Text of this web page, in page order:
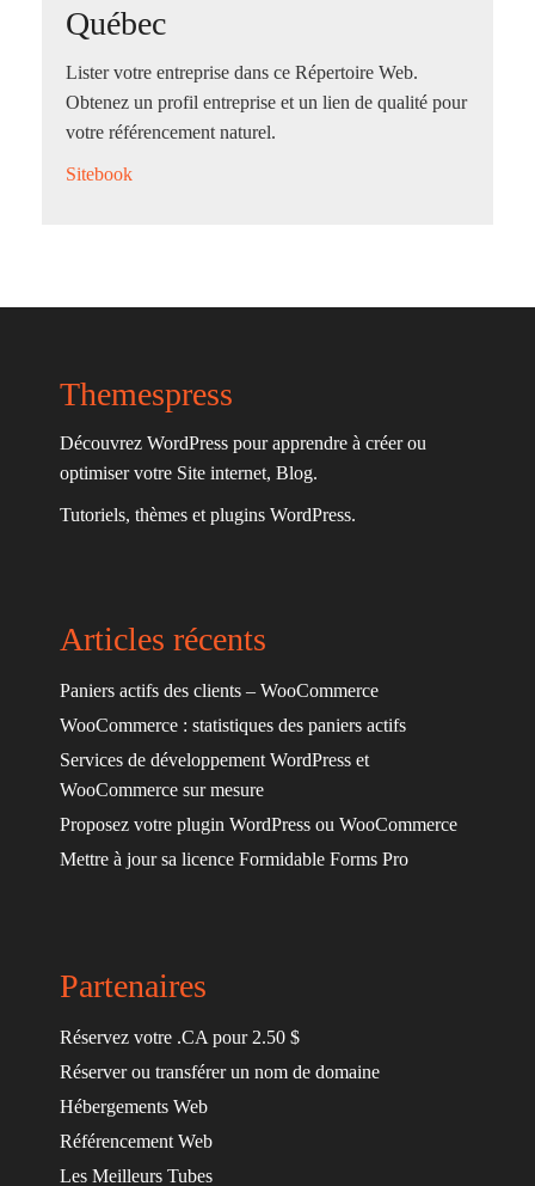
Québec
Lister votre entreprise dans ce Répertoire Web.
Obtenez un profil entreprise et un lien de qualité pour
votre référencement naturel.
Sitebook
Themespress
Découvrez WordPress pour apprendre à créer ou
optimiser votre Site internet, Blog.
Tutoriels, thèmes et plugins WordPress.
Articles récents
Paniers actifs des clients – WooCommerce
WooCommerce : statistiques des paniers actifs
Services de développement WordPress et
WooCommerce sur mesure
Proposez votre plugin WordPress ou WooCommerce
Mettre à jour sa licence Formidable Forms Pro
Partenaires
Réservez votre .CA pour 2.50 $
Réserver ou transférer un nom de domaine
Hébergements Web
Référencement Web
Les Meilleurs Tubes